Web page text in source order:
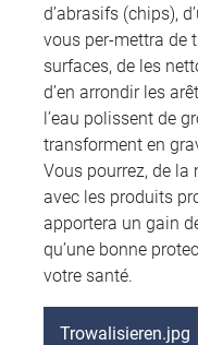
d’abrasifs (chips),
vous per-mettra de
surfaces, de les
d’en arrondir les
l’eau polissent de
transforment en
Vous pourrez, de la
avec les produits
apportera un gain
qu’une bonne
votre santé.
Trowalisieren.jpg